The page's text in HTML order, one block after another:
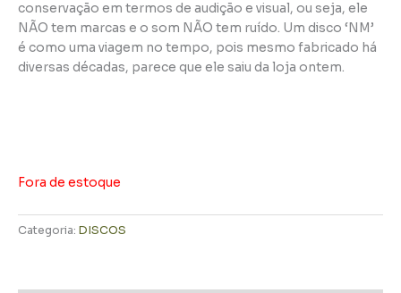
conservação em termos de audição e visual, ou seja, ele
NÃO tem marcas e o som NÃO tem ruído. Um disco ‘NM’
é como uma viagem no tempo, pois mesmo fabricado há
diversas décadas, parece que ele saiu da loja ontem.
Fora de estoque
Categoria: DISCOS